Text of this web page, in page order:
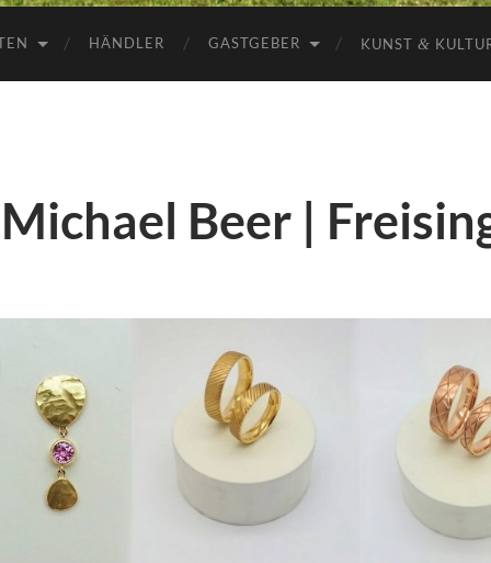
HÄNDLER GASTGEBER KUNST &
Beer |